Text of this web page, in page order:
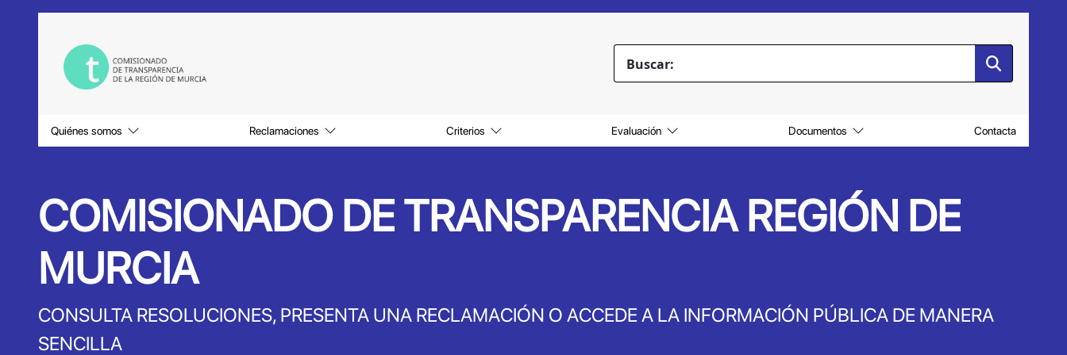
Saltar al contenido principal
Buscar:
Quiénes somos Reclamaciones Criterios Evaluación Documentos Contacta
COMISIONADO DE TRANSPARENCIA REGIÓN DE
MURCIA
CONSULTA RESOLUCIONES, PRESENTA UNA RECLAMACIÓN O ACCEDE A LA INFORMACIÓN PÚBLICA DE MANERA
SENCILLA